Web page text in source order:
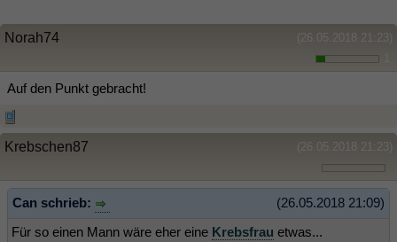
(26.05.2018 21:23)
Norah74
Auf den Punkt gebracht!
(26.05.2018 21:23)
Krebschen87
(26.05.2018 21:09)
Can schrieb:
Für so einen Mann wäre eher eine Krebsfrau etwas...